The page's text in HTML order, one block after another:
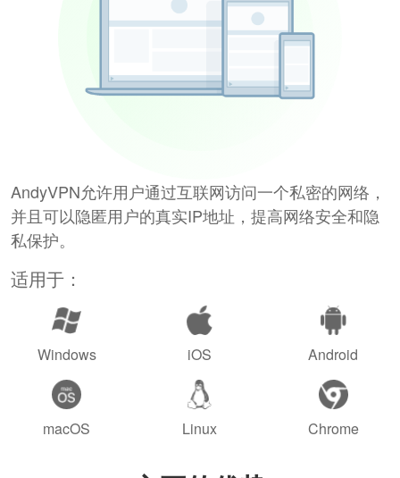
AndyVPN允许用户通过互联网访问一个私密的网络，
并且可以隐匿用户的真实IP地址，提高网络安全和隐
私保护。
适用于：
Windows iOS Android
macOS Linux Chrome